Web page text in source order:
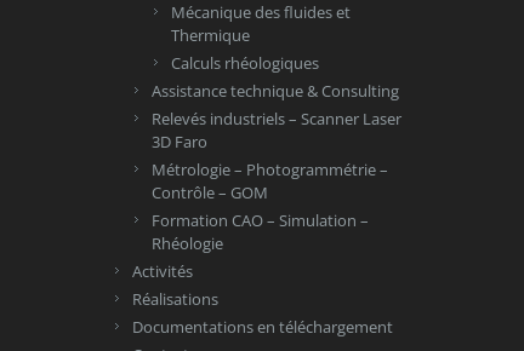
Mécanique des fluides et
Thermique
Calculs rhéologiques
Assistance technique & Consulting
Relevés industriels – Scanner Laser
3D Faro
Métrologie – Photogrammétrie –
Contrôle – GOM
Formation CAO – Simulation –
Rhéologie
Activités
Réalisations
Documentations en téléchargement